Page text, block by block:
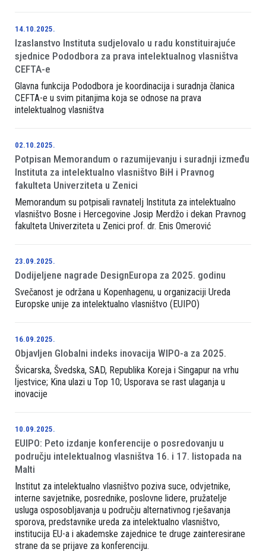
14.10.2025.
Izaslanstvo Instituta sudjelovalo u radu konstituirajuće
sjednice Pododbora za prava intelektualnog vlasništva
CEFTA-e
Glavna funkcija Pododbora je koordinacija i suradnja članica
CEFTA-e u svim pitanjima koja se odnose na prava
intelektualnog vlasništva
02.10.2025.
Potpisan Memorandum o razumijevanju i suradnji između
Instituta za intelektualno vlasništvo BiH i Pravnog
fakulteta Univerziteta u Zenici
Memorandum su potpisali ravnatelj Instituta za intelektualno
vlasništvo Bosne i Hercegovine Josip Merdžo i dekan Pravnog
fakulteta Univerziteta u Zenici prof. dr. Enis Omerović
23.09.2025.
Dodijeljene nagrade DesignEuropa za 2025. godinu
Svečanost je održana u Kopenhagenu, u organizaciji Ureda
Europske unije za intelektualno vlasništvo (EUIPO)
16.09.2025.
Objavljen Globalni indeks inovacija WIPO-a za 2025.
Švicarska, Švedska, SAD, Republika Koreja i Singapur na vrhu
ljestvice; Kina ulazi u Top 10; Usporava se rast ulaganja u
inovacije
10.09.2025.
EUIPO: Peto izdanje konferencije o posredovanju u
području intelektualnog vlasništva 16. i 17. listopada na
Malti
Institut za intelektualno vlasništvo poziva suce, odvjetnike,
interne savjetnike, posrednike, poslovne lidere, pružatelje
usluga osposobljavanja u području alternativnog rješavanja
sporova, predstavnike ureda za intelektualno vlasništvo,
institucija EU-a i akademske zajednice te druge zainteresirane
strane da se prijave za konferenciju.